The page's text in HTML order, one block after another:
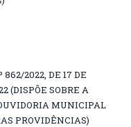
2022, DE 17 DE
(DISPÕE SOBRE A
MUNICIPAL
PROVIDÊNCIAS)